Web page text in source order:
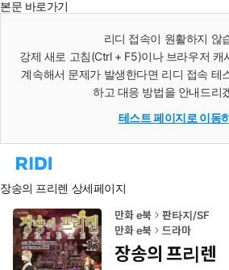
본문 바로가기
리디 접속이 원활하지 않
강제 새로 고침(Ctrl + F5)이나 브라우저 캐
계속해서 문제가 발생한다면 리디 접속 테
하고 대응 방법을 안내드리
테스트 페이지로 이동
리
홈
로
이
동
장송의 프리렌 상세페이지
만화 e북
판타지/SF
만화 e북
드라마
장송의 프리렌